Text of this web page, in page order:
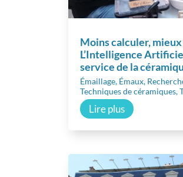
Moins calculer,
L’Intelligence
service de la
Émaillage, Émaux,
Techniques de céramiques,
Lire plus